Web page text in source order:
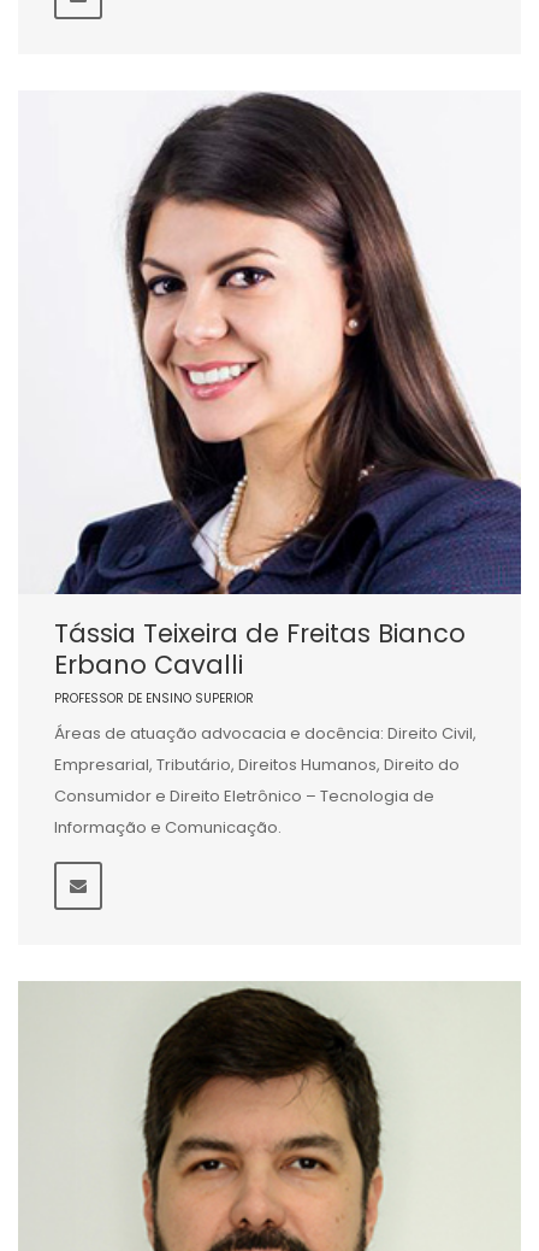
Tássia Teixeira de Freitas Bianco
Erbano Cavalli
PROFESSOR DE ENSINO SUPERIOR
Áreas de atuação advocacia e docência: Direito Civil,
Empresarial, Tributário, Direitos Humanos, Direito do
Consumidor e Direito Eletrônico – Tecnologia de
Informação e Comunicação.